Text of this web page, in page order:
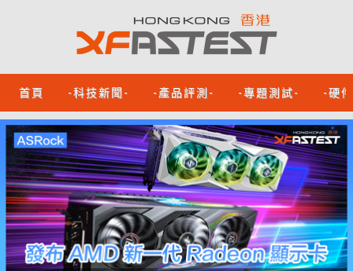
首頁 -科技新聞- -產品評測- -專題測試- -硬